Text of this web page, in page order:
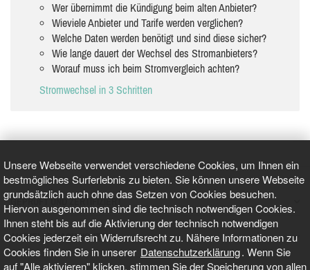
Unsere Webseite verwendet verschiedene Cookies, um Ihnen ein
bestmögliches Surferlebnis zu bieten. Sie können unsere Webseite
grundsätzlich auch ohne das Setzen von Cookies besuchen.
Hiervon ausgenommen sind die technisch notwendigen Cookies.
Ihnen steht bis auf die Aktivierung der technisch notwendigen
Cookies jederzeit ein Widerrufsrecht zu. Nähere Informationen zu
Cookies finden Sie in unserer Datenschutzerklärung. Wenn Sie
auf "Alle aktivieren" klicken, stimmen Sie der Speicherung von allen
Wer übernimmt die Kündigung beim alten Anbieter?
Wieviele Anbieter und Tarife werden verglichen?
Welche Daten werden benötigt und sind diese sicher?
Wie lange dauert der Wechsel des Stromanbieters?
Worauf muss ich beim Stromvergleich achten?
Stromwechsel in 3 Schritten
GEPRÜFT UND ZERTIFIZIERT
AKTUELLE NACHRICHTEN